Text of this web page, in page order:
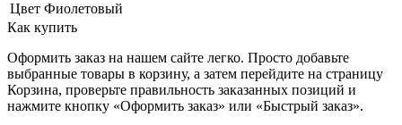
Цвет Фиолетовый
Как купить
Оформить заказ на нашем сайте легко. Просто добавьте
выбранные товары в корзину, а затем перейдите на страницу
Корзина, проверьте правильность заказанных позиций и
нажмите кнопку «Оформить заказ» или «Быстрый заказ».